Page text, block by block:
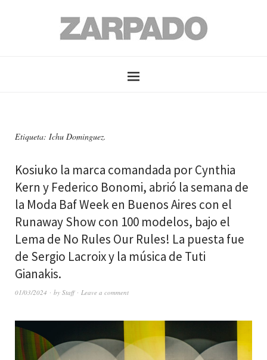
Etiqueta: Ichu Dominguez.
Kosiuko la marca comandada por Cynthia
Kern y Federico Bonomi, abrió la semana de
la Moda Baf Week en Buenos Aires con el
Runaway Show con 100 modelos, bajo el
Lema de No Rules Our Rules! La puesta fue
de Sergio Lacroix y la música de Tuti
Gianakis.
01/03/2024 by Staff Leave a comment